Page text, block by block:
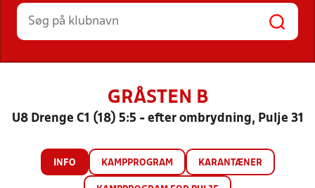
HOLD
GRÅSTEN B
U8 Drenge C1 (18) 5:5 - efter ombrydning, Pulje 31
INFO KAMPPROGRAM KARANTÆNER